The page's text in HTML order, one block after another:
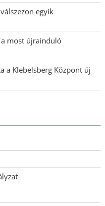
egyik
a most újrainduló
a Klebelsberg Központ új